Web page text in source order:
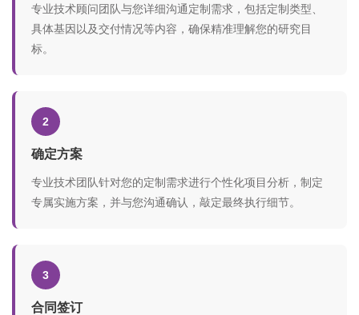
专业技术顾问团队与您详细沟通定制需求，包括定制类型、
具体基因以及交付情况等内容，确保精准理解您的研究目
标。
2
确定方案
专业技术团队针对您的定制需求进行个性化项目分析，制定
专属实施方案，并与您沟通确认，敲定最终执行细节。
3
合同签订